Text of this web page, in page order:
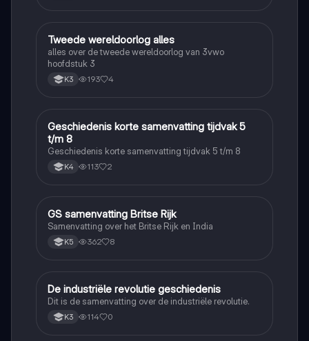
Geschiedenis
Tweede wereldoorlog alles
alles over de tweede wereldoorlog van 3vwo
hoofdstuk 3
K3 193 4
Geschiedenis
Geschiedenis korte samenvatting tijdvak 5
t/m 8
Geschiedenis korte samenvatting tijdvak 5 t/m 8
K4 113 2
Geschiedenis
GS samenvatting Britse Rijk
Samenvatting over het Britse Rijk en India
K5 362 8
Geschiedenis
De industriële revolutie geschiedenis
Dit is de samenvatting over de industriële revolutie.
K3 114 0